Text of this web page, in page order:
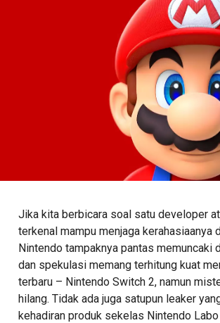
Jika kita berbicara soal satu developer
terkenal mampu menjaga kerahasiaanya
Nintendo tampaknya pantas memuncaki
dan spekulasi memang terhitung kuat
terbaru – Nintendo Switch 2, namun
hilang. Tidak ada juga satupun leaker
kehadiran produk sekelas Nintendo